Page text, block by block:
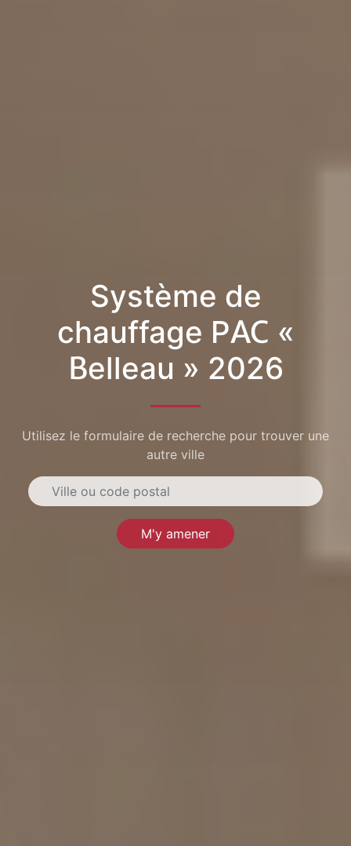
Système de
chauffage PAC «
Belleau » 2026
Utilisez le formulaire de recherche pour trouver une
autre ville
M'y amener